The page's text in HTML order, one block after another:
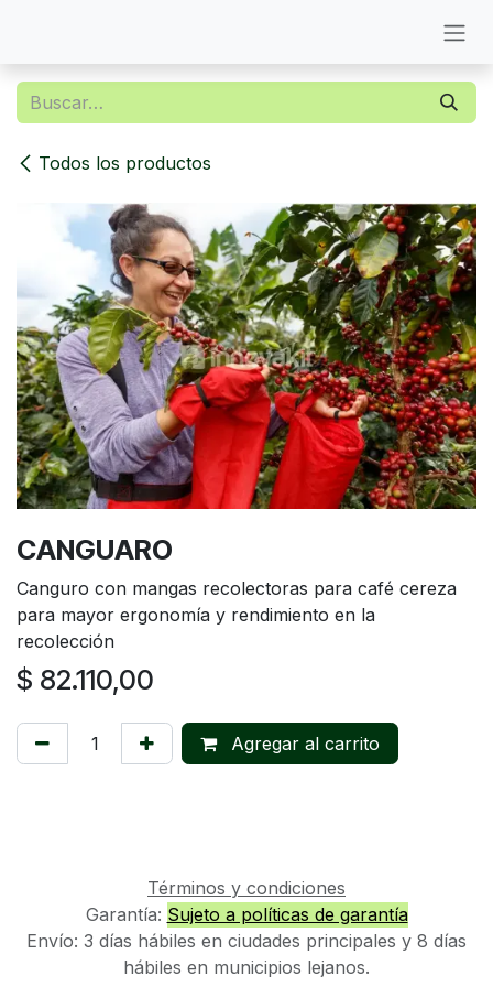
Todos los productos
CANGUARO
Canguro con mangas recolectoras para café cereza
para mayor ergonomía y rendimiento en la
recolección
$ 82.110,00
Agregar al carrito
Términos y condiciones
Garantía: Sujeto a políticas de garantía
Envío: 3 días hábiles en ciudades principales y 8 días
hábiles en municipios lejanos.